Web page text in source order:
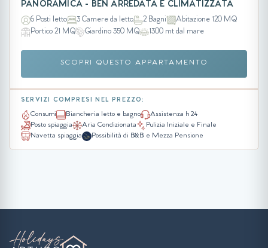
PANORAMICA - BEN ARREDATA E CLIMATIZZATA
6 Posti letto 3 Camere da letto 2 Bagni
Abitazione 120 MQ
Portico 21 MQ
Giardino 350 MQ 1300 mt dal mare
SCOPRI QUESTO APPARTAMENTO
SERVIZI COMPRESI NEL PREZZO:
Consumi Biancheria letto e bagno
Assistenza h 24
Posto spiaggia
Aria Condizionata
Pulizia Iniziale e Finale
Navetta spiaggia
Possibilità di B&B e Mezza Pensione